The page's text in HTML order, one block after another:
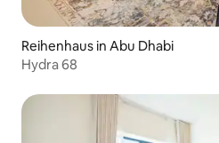
Reihenhaus in Abu Dhabi
Hydra 68